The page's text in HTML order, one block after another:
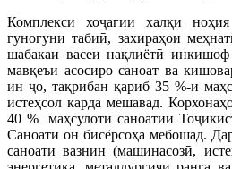
Комплекси хоҷагии халқи
гуногуни табиӣ, захираҳои
шабакаи васеи нақлиётӣ
мавқеъи асосиро саноат ва
ин ҷо, тақрибан қариб 35 %-и
истеҳсол карда мешавад.
40 % маҳсулоти саноатии
Саноати он бисёрсоҳа мебошад.
саноати вазнин (машинасозӣ,